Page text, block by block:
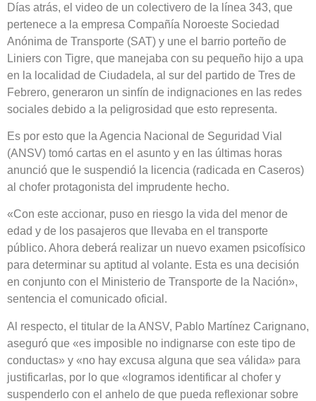
Días atrás, el video de un colectivero de la línea 343, que
pertenece a la empresa Compañía Noroeste Sociedad
Anónima de Transporte (SAT) y une el barrio porteño de
Liniers con Tigre, que manejaba con su pequeño hijo a upa
en la localidad de Ciudadela, al sur del partido de Tres de
Febrero, generaron un sinfín de indignaciones en las redes
sociales debido a la peligrosidad que esto representa.
Es por esto que la Agencia Nacional de Seguridad Vial
(ANSV) tomó cartas en el asunto y en las últimas horas
anunció que le suspendió la licencia (radicada en Caseros)
al chofer protagonista del imprudente hecho.
«Con este accionar, puso en riesgo la vida del menor de
edad y de los pasajeros que llevaba en el transporte
público. Ahora deberá realizar un nuevo examen psicofísico
para determinar su aptitud al volante. Esta es una decisión
en conjunto con el Ministerio de Transporte de la Nación»,
sentencia el comunicado oficial.
Al respecto, el titular de la ANSV, Pablo Martínez Carignano,
aseguró que «es imposible no indignarse con este tipo de
conductas» y «no hay excusa alguna que sea válida» para
justificarlas, por lo que «logramos identificar al chofer y
suspenderlo con el anhelo de que pueda reflexionar sobre